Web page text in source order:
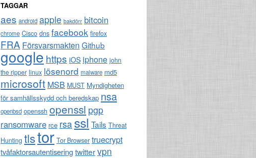
TAGGAR
aes android apple bakdörr bitcoin
chrome Cisco dns facebook firefox
FRA Försvarsmakten Github
google https iOS iphone john
the ripper linux lösenord malware md5
microsoft MSB MUST Myndigheten
för samhällsskydd och beredskap nsa
openbsd openssh openssl pgp
ransomware rce rsa ssl Tails Threat
Hunting tlstor Tor Browser truecrypt
tvåfaktorsautentiseringtwittervpn